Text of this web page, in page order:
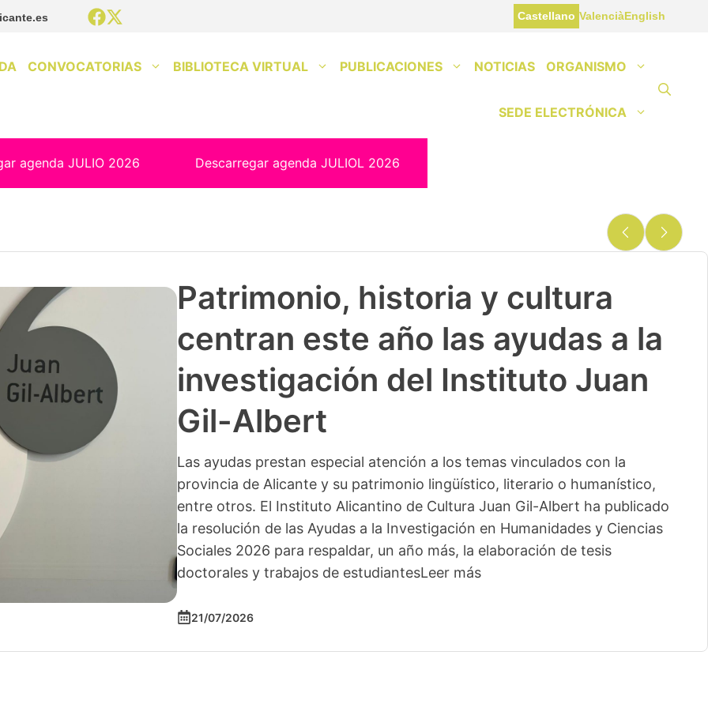
Castellano ValenciàEnglish
CONVOCATORIAS BIBLIOTECA VIRTUAL PUBLICACIONES NOTICIAS ORGANISMO
SEDE ELECTRÓNICA
agenda JULIO 2026 Descarregar agenda JULIOL 2026
Patrimonio, historia y cultura
centran este año las ayudas a la
investigación del Instituto Juan
Gil-Albert
Las ayudas prestan especial atención a los temas vinculados con la
provincia de Alicante y su patrimonio lingüístico, literario o humanístico,
entre otros. El Instituto Alicantino de Cultura Juan Gil-Albert ha publicado
la resolución de las Ayudas a la Investigación en Humanidades y Ciencias
Sociales 2026 para respaldar, un año más, la elaboración de tesis
doctorales y trabajos de estudiantesLeer más
21/07/2026